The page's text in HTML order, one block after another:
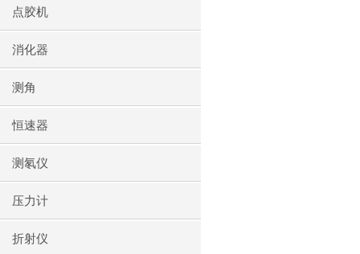
点胶机
消化器
测角
恒速器
测氡仪
压力计
折射仪